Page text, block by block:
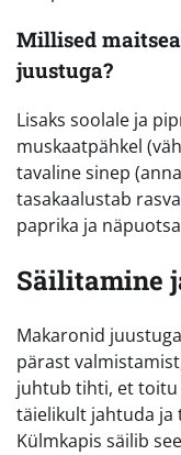
Millised
juustuga?
Lisaks soolale ja
muskaatpähkel
tavaline sinep
tasakaalustab
paprika ja
Säilitamine
Makaronid
pärast
juhtub tihti, et toitu
täielikult jahtuda ja
Külmkapis säilib